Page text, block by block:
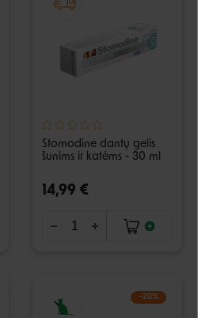
Stomodine dantų gelis
šunims ir katėms - 30 ml
14,99 €
−20%